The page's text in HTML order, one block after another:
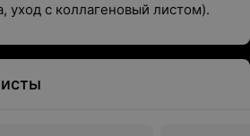
уход с коллагеновый листом).